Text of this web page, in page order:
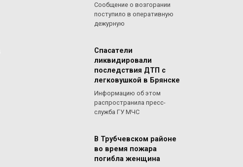
Сообщение о возгорании
поступило в оперативную
дежурную
Спасатели
ликвидировали
последствия ДТП с
легковушкой в Брянске
Информацию об этом
распространила пресс-
служба ГУ МЧС
В Трубчевском районе
во время пожара
погибла женщина